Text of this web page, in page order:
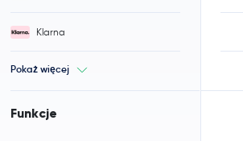
Klarna
Pokaż więcej
Funkcje